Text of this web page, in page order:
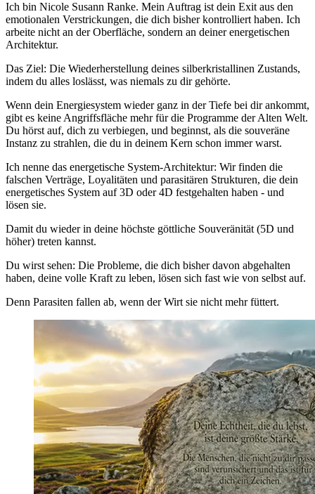
Ich bin Nicole Susann Ranke. Mein Auftrag ist dein Exit aus den
emotionalen Verstrickungen, die dich bisher kontrolliert haben. Ich
arbeite nicht an der Oberfläche, sondern an deiner energetischen
Architektur.
Das Ziel: Die Wiederherstellung deines silberkristallinen Zustands,
indem du alles loslässt, was niemals zu dir gehörte.
Wenn dein Energiesystem wieder ganz in der Tiefe bei dir ankommt,
gibt es keine Angriffsfläche mehr für die Programme der Alten Welt.
Du hörst auf, dich zu verbiegen, und beginnst, als die souveräne
Instanz zu strahlen, die du in deinem Kern schon immer warst.
Ich nenne das energetische System-Architektur: Wir finden die
falschen Verträge, Loyalitäten und parasitären Strukturen, die dein
energetisches System auf 3D oder 4D festgehalten haben - und
lösen sie.
Damit du wieder in deine höchste göttliche Souveränität (5D und
höher) treten kannst.
Du wirst sehen: Die Probleme, die dich bisher davon abgehalten
haben, deine volle Kraft zu leben, lösen sich fast wie von selbst auf.
Denn Parasiten fallen ab, wenn der Wirt sie nicht mehr füttert.